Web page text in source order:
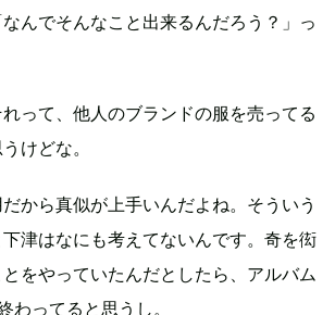
んでそんなこと出来るんだろう？」っ
れって、他人のブランドの服を売ってる
けどな。
だから真似が上手いんだよね。そういう
津はなにも考えてないんです。奇を衒
をやっていたんだとしたら、アルバム
わってると思うし。